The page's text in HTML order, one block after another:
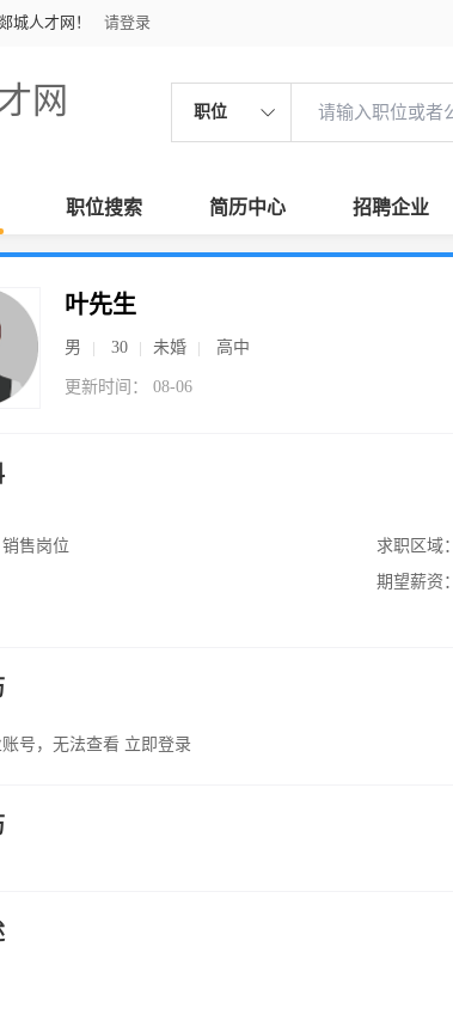
城人才网！ 请登录
网 职位
职位搜索 简历中心 招聘企业
叶先生
男 30 未婚 高中
更新时间： 08-06
销售岗位
求职区域：
期望薪资：
号，无法查看 立即登录